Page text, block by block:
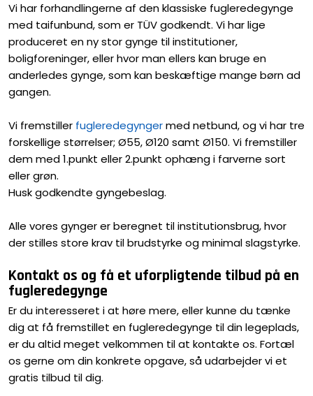
Vi har forhandlingerne af den klassiske fugleredegynge
med taifunbund, som er TÜV godkendt. Vi har lige
produceret en ny stor gynge til institutioner,
boligforeninger, eller hvor man ellers kan bruge en
anderledes gynge, som kan beskæftige mange børn ad
gangen.
Vi fremstiller fugleredegyngermed netbund, og vi har tre
forskellige størrelser; Ø55, Ø120 samt Ø150. Vi fremstiller
dem med 1.punkt eller 2.punkt ophæng i farverne sort
eller grøn.
Husk godkendte gyngebeslag.
Alle vores gynger er beregnet til institutionsbrug, hvor
der stilles store krav til brudstyrke og minimal slagstyrke.
Kontakt os og få et uforpligtende tilbud på en
fugleredegynge
Er du interesseret i at høre mere, eller kunne du tænke
dig at få fremstillet en fugleredegynge til din legeplads,
er du altid meget velkommen til at kontakte os. Fortæl
os gerne om din konkrete opgave, så udarbejder vi et
gratis tilbud til dig.